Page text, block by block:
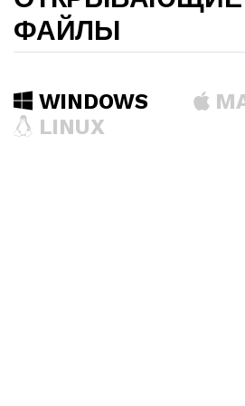
ФАЙЛЫ
WINDOWS
LINUX